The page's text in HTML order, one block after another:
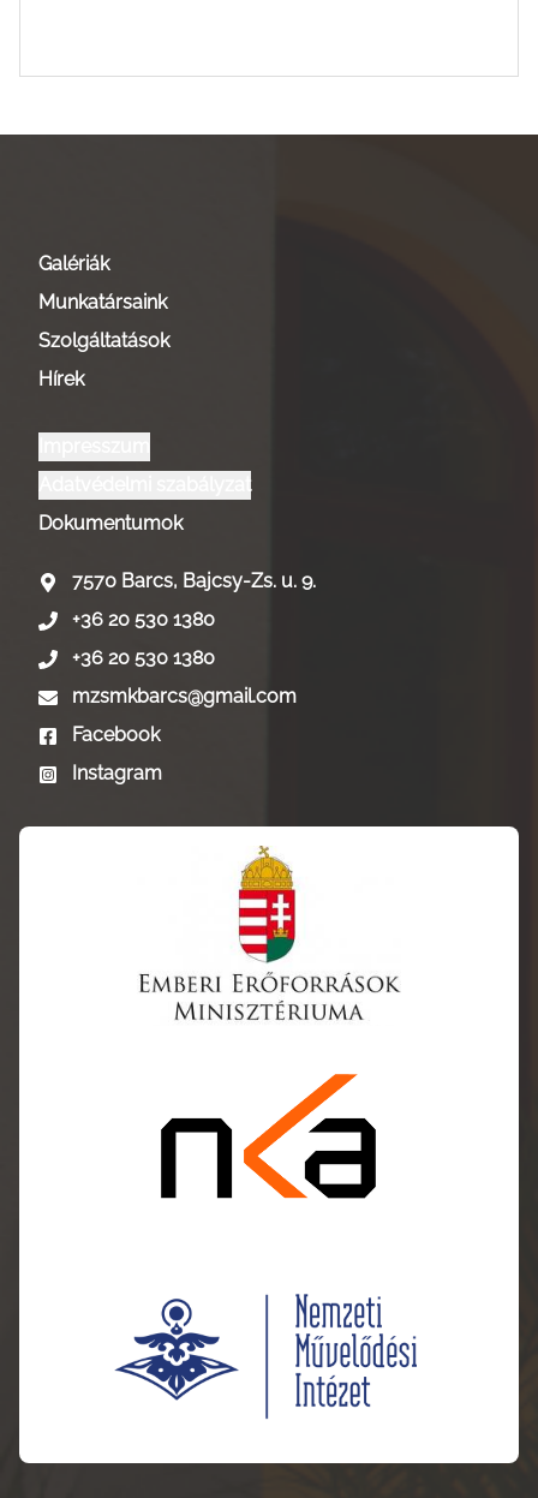
Galériák
Munkatársaink
Szolgáltatások
Hírek
Dokumentumok
7570 Barcs, Bajcsy-Zs. u. 9.
+36 20 530 1380
+36 20 530 1380
mzsmkbarcs@gmail.com
Facebook
Instagram